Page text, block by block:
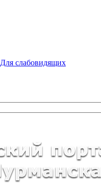
Для слабовидящих